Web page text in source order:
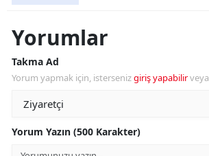
Yorumlar
Takma Ad
Yorum yapmak için, istersenizgiriş yapabilirveya
Yorum Yazın (500 Karakter)